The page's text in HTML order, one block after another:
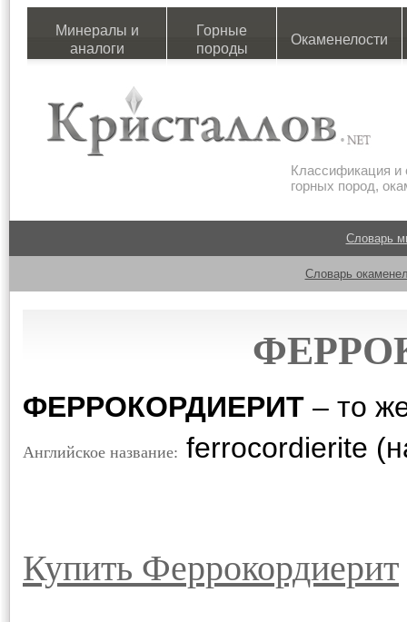
Минералы и
аналоги
Горные
породы
Окаменелости
Классификация и
горных пород,
Словарь
Словарь
ФЕРРОКОРДИЕРИТ – то
Английское название: ferrocordierite
Купить Феррокордиерит